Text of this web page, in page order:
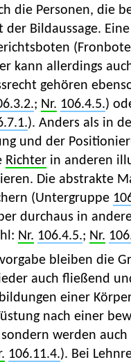
die Personen, die
Bildaussage.
kann allerdings
gehören
; Nr. 106.4.5.)
). Anders als in
und der
Richterin anderen
Die abstrakte
(Untergruppe
durchaus in
Nr. 106.4.5.; Nr.
bleiben die
auch fließend
einer
nach einer
werden auch
106.11.4.). Bei